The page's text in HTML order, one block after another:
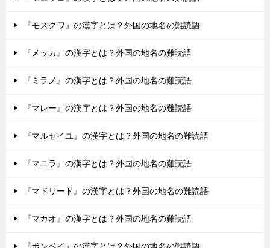
『モスクワ』の漢字とは？外国の地名の難読語
『メッカ』の漢字とは？外国の地名の難読語
『ミラノ』の漢字とは？外国の地名の難読語
『マレー』の漢字とは？外国の地名の難読語
『マルセイユ』の漢字とは？外国の地名の難読語
『マニラ』の漢字とは？外国の地名の難読語
『マドリード』の漢字とは？外国の地名の難読語
『マカオ』の漢字とは？外国の地名の難読語